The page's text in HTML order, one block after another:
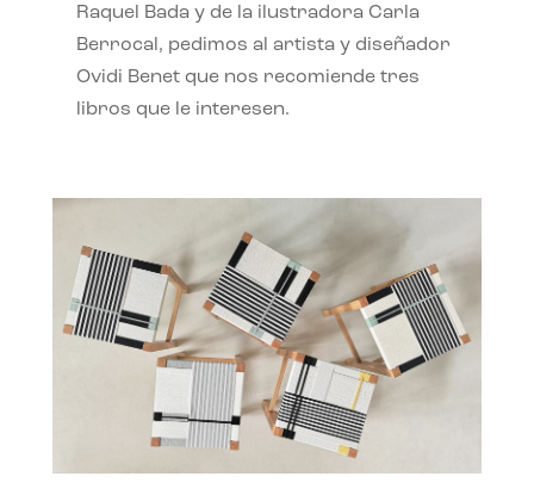
Raquel Bada y de la ilustradora Carla
Berrocal, pedimos al artista y diseñador
Ovidi Benet que nos recomiende tres
libros que le interesen.